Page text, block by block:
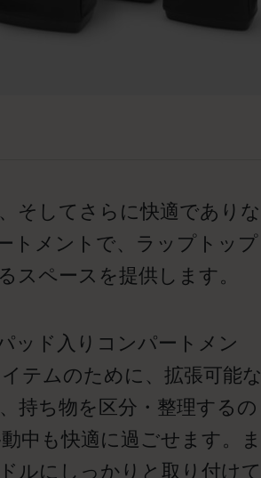
そしてさらに快適でありな
トメントで、ラップトップ
ペースを提供します。
ッド入りコンパートメン
テムのために、拡張可能な
持ち物を区分・整理するの
中も快適に過ごせます。ま
ルにしっかりと取り付けて